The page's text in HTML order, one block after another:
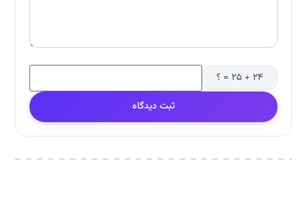
ثبت دیدگاه
۲۴ + ۲۵ = ؟